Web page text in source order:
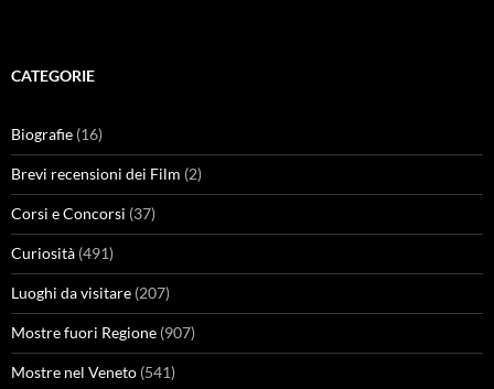
CATEGORIE
Biografie (16)
Brevi recensioni dei Film (2)
Corsi e Concorsi (37)
Curiosità (491)
Luoghi da visitare (207)
Mostre fuori Regione (907)
Mostre nel Veneto (541)